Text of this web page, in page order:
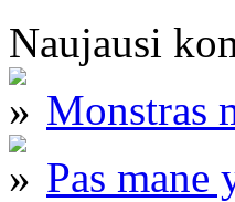
Naujausi
Monstras
Pas mane